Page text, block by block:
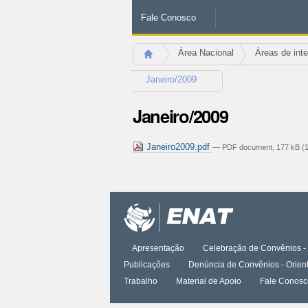
Fale Conosco
Área Nacional Áreas de
Janeiro/2009
Janeiro/2009
Janeiro2009.pdf — PDF document, 177 kB
documento
Apresentação Celebração de Convênios
Publicações
Denúncia de Convênios -
Trabalho
Material de Apoio Fale